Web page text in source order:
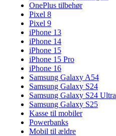
OnePlus tilbehør
Pixel 8
Pixel 9
iPhone 13
iPhone 14
iPhone 15
iPhone 15 Pro
iPhone 16
Samsung Galaxy A54
Samsung Galaxy S24
Samsung Galaxy S24 Ultra
Samsung Galaxy S25
Kasse til mobiler
Powerbanks
Mobil til ældre